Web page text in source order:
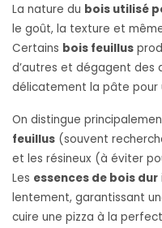
La nature du bois utilisé
le goût, la texture et
Certains bois feuillus
d’autres et dégagent des
délicatement la pâte pour
On distingue
feuillus (souvent
et les résineux (à éviter
Les essences de bois dur
lentement, garantissant
cuire une pizza à la